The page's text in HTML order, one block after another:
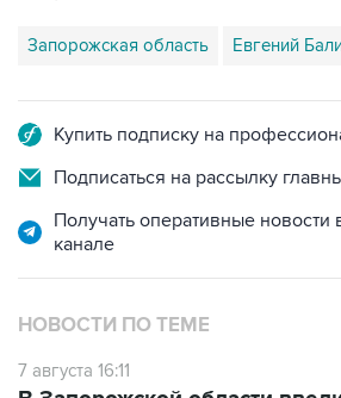
Запорожская область Евгений
Купить подписку на
Подписаться на рассылку
Получать оперативные
канале
НОВОСТИ ПО ТЕМЕ
7 августа 16:11